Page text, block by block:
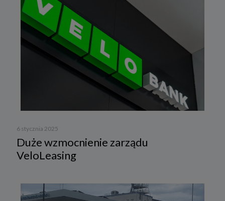
6 stycznia 2025
Duże wzmocnienie zarządu
VeloLeasing